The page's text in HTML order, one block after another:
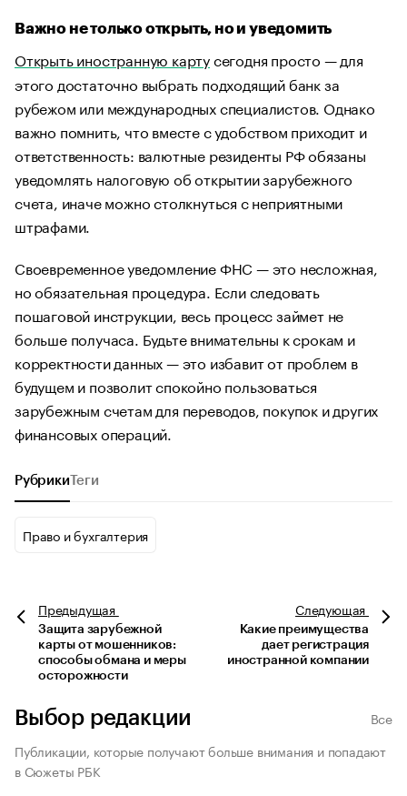
Важно не только открыть, но и уведомить
Открыть иностранную картусегодня просто — для
этого достаточно выбрать подходящий банк за
рубежом или международных специалистов. Однако
важно помнить, что вместе с удобством приходит и
ответственность: валютные резиденты РФ обязаны
уведомлять налоговую об открытии зарубежного
счета, иначе можно столкнуться с неприятными
штрафами.
Своевременное уведомление ФНС — это несложная,
но обязательная процедура. Если следовать
пошаговой инструкции, весь процесс займет не
больше получаса. Будьте внимательны к срокам и
корректности данных — это избавит от проблем в
будущем и позволит спокойно пользоваться
зарубежным счетам для переводов, покупок и других
финансовых операций.
Рубрики Теги
Право и бухгалтерия
Предыдущая
Защита зарубежной
карты от мошенников:
способы обмана и меры
осторожности
Следующая
Какие преимущества
дает регистрация
иностранной компании
Выбор редакции
Все
Публикации, которые получают больше внимания и попадают
в Сюжеты РБК